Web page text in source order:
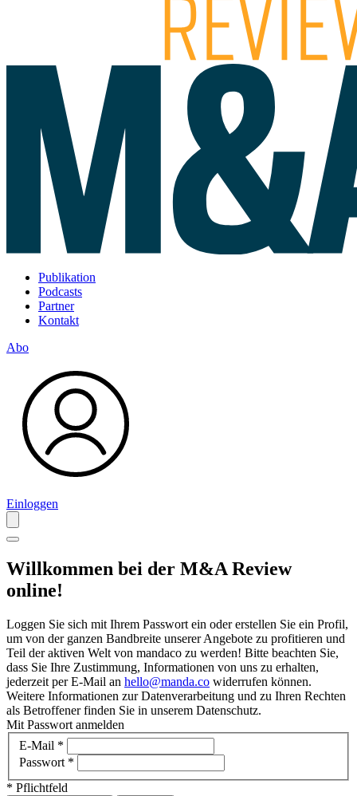
Publikation
Podcasts
Partner
Kontakt
Abo
Einloggen
Willkommen bei der M&A Review
online!
Loggen Sie sich mit Ihrem Passwort ein oder erstellen Sie ein Profil,
um von der ganzen Bandbreite unserer Angebote zu profitieren und
Teil der aktiven Welt von mandaco zu werden! Bitte beachten Sie,
dass Sie Ihre Zustimmung, Informationen von uns zu erhalten,
jederzeit per E-Mail an hello@manda.co widerrufen können.
Weitere Informationen zur Datenverarbeitung und zu Ihren Rechten
als Betroffener finden Sie in unserem Datenschutz.
Mit Passwort anmelden
E-Mail *
Passwort *
* Pflichtfeld